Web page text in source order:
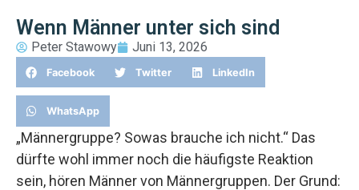
Wenn Männer unter sich sind
Peter Stawowy Juni 13, 2026
Facebook Twitter LinkedIn
WhatsApp
„Männergruppe? Sowas brauche ich nicht.“ Das
dürfte wohl immer noch die häufigste Reaktion
sein, hören Männer von Männergruppen. Der Grund: